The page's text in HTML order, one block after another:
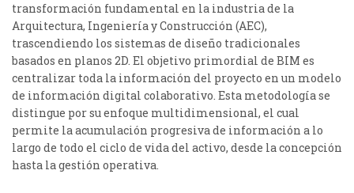
transformación fundamental en la industria de la
Arquitectura, Ingeniería y Construcción (AEC),
trascendiendo los sistemas de diseño tradicionales
basados en planos 2D. El objetivo primordial de BIM es
centralizar toda la información del proyecto en un modelo
de información digital colaborativo. Esta metodología se
distingue por su enfoque multidimensional, el cual
permite la acumulación progresiva de información a lo
largo de todo el ciclo de vida del activo, desde la concepción
hasta la gestión operativa.